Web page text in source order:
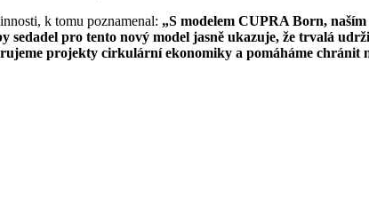
k tomu poznamenal: „S modelem CUPRA Born,
pro tento nový model jasně ukazuje, že trvalá
projekty cirkulární ekonomiky a pomáháme